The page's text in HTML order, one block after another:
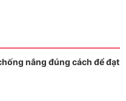
nắng đúng cách để đạt